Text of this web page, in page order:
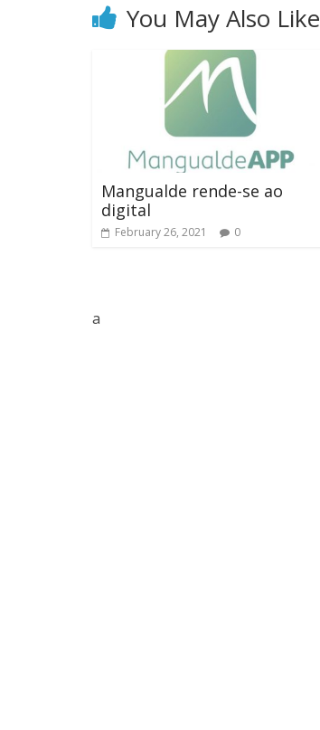
You May Also Like
Mangualde rende-se ao
digital
February 26, 2021 0
a